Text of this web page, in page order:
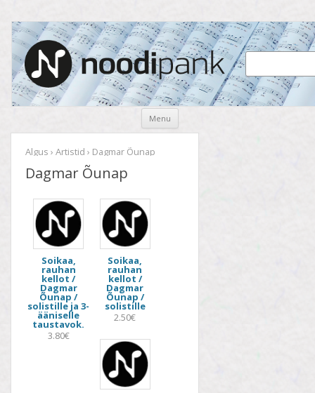
Noodipank
noodipank.ee
Menu Skip
content
Algus › Artistid › Dagmar Õunap
Dagmar Õunap
Soikaa,
rauhan
kellot /
Dagmar
Õunap /
solistille ja 3-
ääniselle
taustavok.
3.80€
Soikaa,
rauhan
kellot /
Dagmar
Õunap /
solistille
2.50€